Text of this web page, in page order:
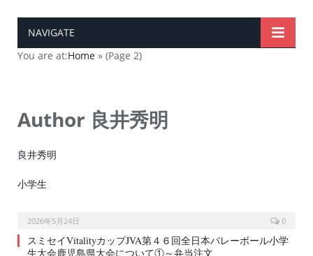
NAVIGATE
You are at:Home » (Page 2)
Author 良井秀明
良井秀明
小学生
2026年5月24日 0
スミセイVitalityカップJVA第４６回全日本バレーボール小学
生大会鹿児島県大会について①～弁当注文